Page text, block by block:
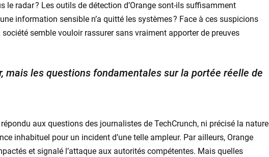
le radar ? Les outils de détection d’Orange sont-ils suffisamment
information sensible n’a quitté les systèmes ? Face à ces suspicions
semble vouloir rassurer sans vraiment apporter de preuves
mais les questions fondamentales sur la portée réelle de
répondu aux questions des journalistes de TechCrunch, ni précisé la nature
inhabituel pour un incident d’une telle ampleur. Par ailleurs, Orange
et signalé l’attaque aux autorités compétentes. Mais quelles